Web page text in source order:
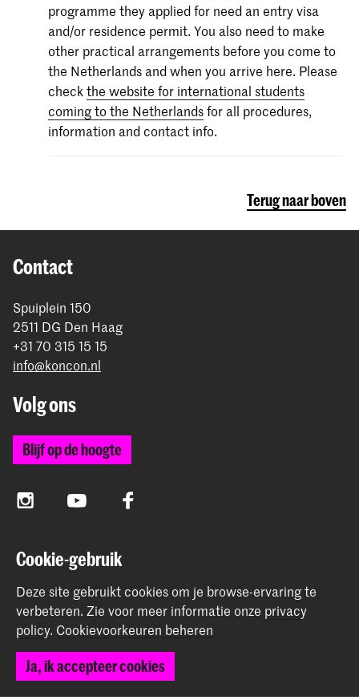
Meer informatie over de tarieven en informatie
rond betaling.
programme they applied for need an entry visa
and/or residence permit. You also need to make
other practical arrangements before you come to
the Netherlands and when you arrive here. Please
checkthe website for international students
coming to the Netherlandsfor all procedures,
information and contact info.
Terug naar boven
Contact
Spuiplein 150
2511 DG Den Haag
+31 70 315 15 15
info@koncon.nl
Volg ons
Blijf op de hoogte
InstagramYouTube Facebook
Het Koninklijk Conservatorium en de Koninklijke
Academie van Beeldende Kunsten vormen samen
Hogeschool der Kunsten Den Haag.
© 2025 - 2026 Koninklijk Conservatorium |privacy beleid|
Cookie-gebruik
Deze site gebruikt cookies om je browse-ervaring te
verbeteren. Zie voor meer informatie onze privacy
policy. Cookievoorkeuren beheren
Ja, ik accepteer cookies